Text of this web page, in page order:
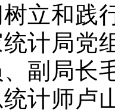
立和践
计局党
副局长
计师卢